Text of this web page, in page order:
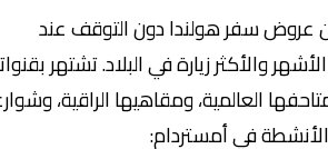
سفر هولندا دون التوقف عند
والأكثر زيارة في البلاد. تشتهر بقنواتها
العالمية، ومقاهيها الراقية، وشوارعها
في أمستردام: